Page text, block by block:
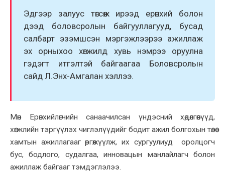
Эдгээр залуус төгсөж ирээд ерөнхий болон
дээд боловсролын байгууллагууд, бусад
салбарт эзэмшсэн мэргэжлээрээ ажиллаж
эх орныхоо хөгжилд хувь нэмрээ оруулна
гэдэгт итгэлтэй байгаагаа Боловсролын
сайд Л.Энх-Амгалан хэллээ.
Мөн Ерөнхийлөгчийн санаачилсан үндэсний хөдөлгөөнүүд,
хөгжлийн тэргүүлэх чиглэлүүдийг бодит ажил болгохын төлөө
хамтын ажиллагааг өргөжүүлж, их сургуулиуд оролцогч
бус, бодлого, судалгаа, инновацын манлайлагч болон
ажиллаж байгааг тэмдэглэлээ.